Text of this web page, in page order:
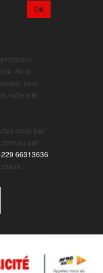
de la
ainsi
notre site
nous par
ou par
66313636
: